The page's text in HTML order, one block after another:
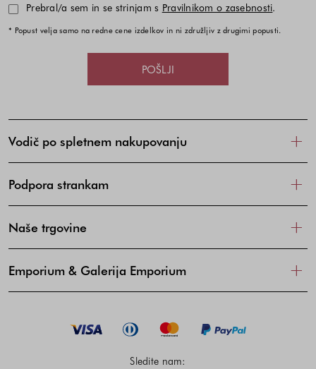
Prebral/a sem in se strinjam s Pravilnikom o zasebnosti.
* Popust velja samo na redne cene izdelkov in ni združljiv z drugimi popusti.
POŠLJI
Vodič po spletnem nakupovanju
Podpora strankam
Naše trgovine
Emporium & Galerija Emporium
Sledite nam: